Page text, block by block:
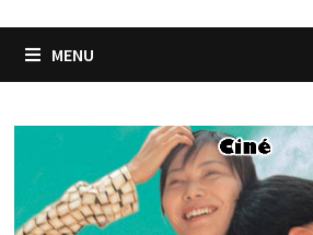
MENU